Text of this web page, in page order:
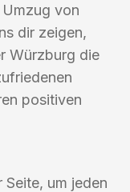
von
dir zeigen,
Würzburg die
positiven
um jeden